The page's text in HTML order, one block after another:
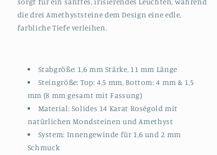
die drei Amethyststeine dem Design eine edle,
farbliche Tiefe verleihen.
Stabgröße: 1,6 mm Stärke, 11 mm Länge
Steingröße: Top: 4,5 mm, Bottom: 4 mm & 1,5
mm (8 mm gesamt mit Fassung)
Material: Solides 14 Karat Roségold mit
natürlichen Mondsteinen und Amethyst
System: Innengewinde für 1,6 und 2 mm
Schmuck